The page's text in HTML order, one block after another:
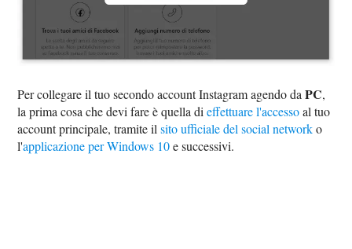
Per collegare il tuo secondo account Instagram agendo daPC,
la prima cosa che devi fare è quella dieffettuare l'accessoal tuo
account principale, tramite ilsito ufficiale del social networko
l'applicazione per Windows 10e successivi.